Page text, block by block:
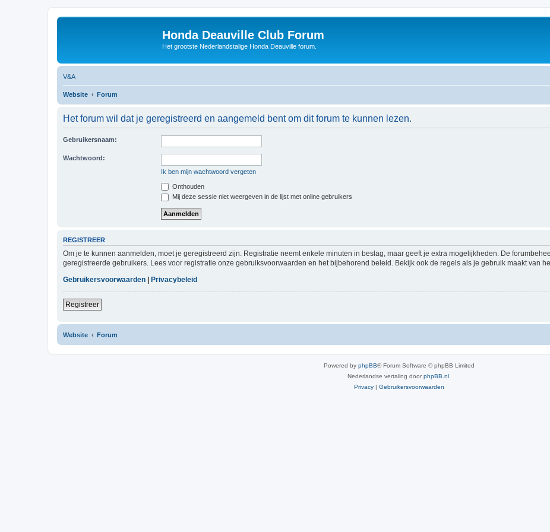
Honda Deauville Club Forum
Het grootste Nederlandstalige Honda Deauville forum.
V&A
Website Forum
Het forum wil dat je geregistreerd en aangemeld bent om dit forum te kunnen lezen.
Gebruikersnaam:
Wachtwoord:
Ik ben mijn wachtwoord vergeten
Onthouden
Mij deze sessie niet weergeven in de lijst met online gebruikers
REGISTREER
Om je te kunnen aanmelden, moet je geregistreerd zijn. Registratie neemt enkele minuten in beslag, maar geeft je extra mogelijkheden. De
geregistreerde gebruikers. Lees voor registratie onze gebruiksvoorwaarden en het bijbehorend beleid. Bekijk ook de regels als je gebruik maakt van
Gebruikersvoorwaarden
Privacybeleid
Registreer
Website Forum
Powered by phpBB® Forum Software © phpBB Limited
Nederlandse vertaling doorphpBB.nl.
Privacy | Gebruikersvoorwaarden